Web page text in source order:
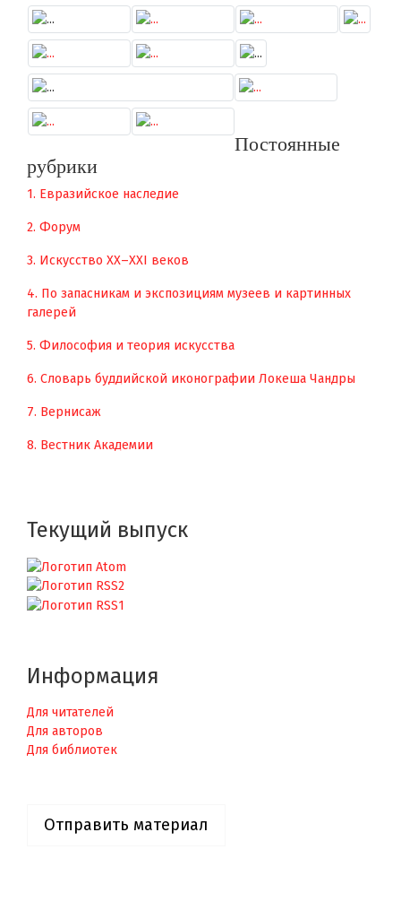
Постоянные
рубрики
1. Евразийское наследие
2. Форум
3. Искусство XX–XXI веков
4. По запасникам и экспозициям музеев и картинных
галерей
5. Философия и теория искусства
6. Словарь буддийской иконографии Локеша Чандры
7. Вернисаж
8. Вестник Академии
Текущий выпуск
Информация
Для читателей
Для авторов
Для библиотек
Отправить материал